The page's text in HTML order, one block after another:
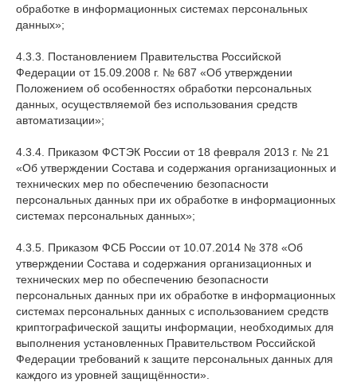
обработке в информационных системах персональных
данных»;
4.3.3. Постановлением Правительства Российской
Федерации от 15.09.2008 г. № 687 «Об утверждении
Положением об особенностях обработки персональных
данных, осуществляемой без использования средств
автоматизации»;
4.3.4. Приказом ФСТЭК России от 18 февраля 2013 г. № 21
«Об утверждении Состава и содержания организационных и
технических мер по обеспечению безопасности
персональных данных при их обработке в информационных
системах персональных данных»;
4.3.5. Приказом ФСБ России от 10.07.2014 № 378 «Об
утверждении Состава и содержания организационных и
технических мер по обеспечению безопасности
персональных данных при их обработке в информационных
системах персональных данных с использованием средств
криптографической защиты информации, необходимых для
выполнения установленных Правительством Российской
Федерации требований к защите персональных данных для
каждого из уровней защищённости».